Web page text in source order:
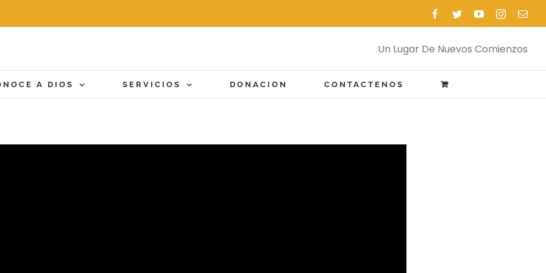
Facebook
TwitterYouTubeInstagram
Un Lugar De Nuevos Comienzos
A DIOS SERVICIOS DONACION CONTACTENOS